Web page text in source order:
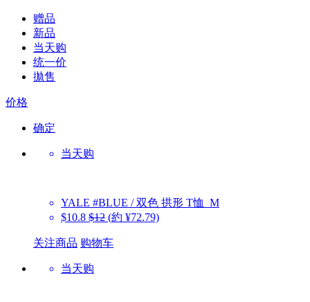
赠品
新品
当天购
统一价
拋售
价格
确定
当天购
YALE #BLUE / 双色 拱形 T恤_M
$10.8 $12 (約 ¥72.79)
关注商品 购物车
当天购